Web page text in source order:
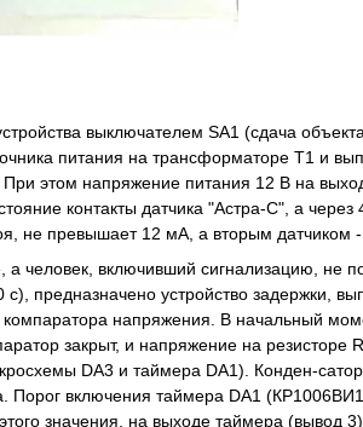
выключателем SA1 (сдача
питания на трансформаторе Т1 и
При этом напряжение питания 12 В на
контакты датчика "Астра-С", а через
не превышает 12 мА, а вторым датчиком
а человек, включивший сигнализацию, не
предназначено устройство задержки,
напряжения. В начальный
закрыт, и напряжение на резисторе
DA3 и таймера DA1). Конден-
Порог включения таймера DA1
значения, на выходе таймера (вывод